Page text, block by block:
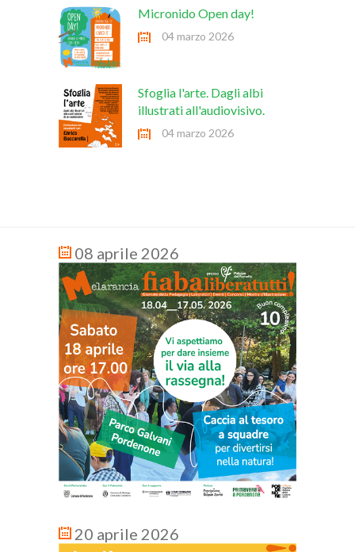
Micronido Open day!
04 marzo 2026
Sfoglia l'arte. Dagli albi
illustrati all'audiovisivo.
04 marzo 2026
08 aprile 2026
20 aprile 2026